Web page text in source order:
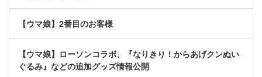
【ウマ娘】2番目のお客様
【ウマ娘】ローソンコラボ、『なりきり！からあげクンぬい
ぐるみ』などの追加グッズ情報公開